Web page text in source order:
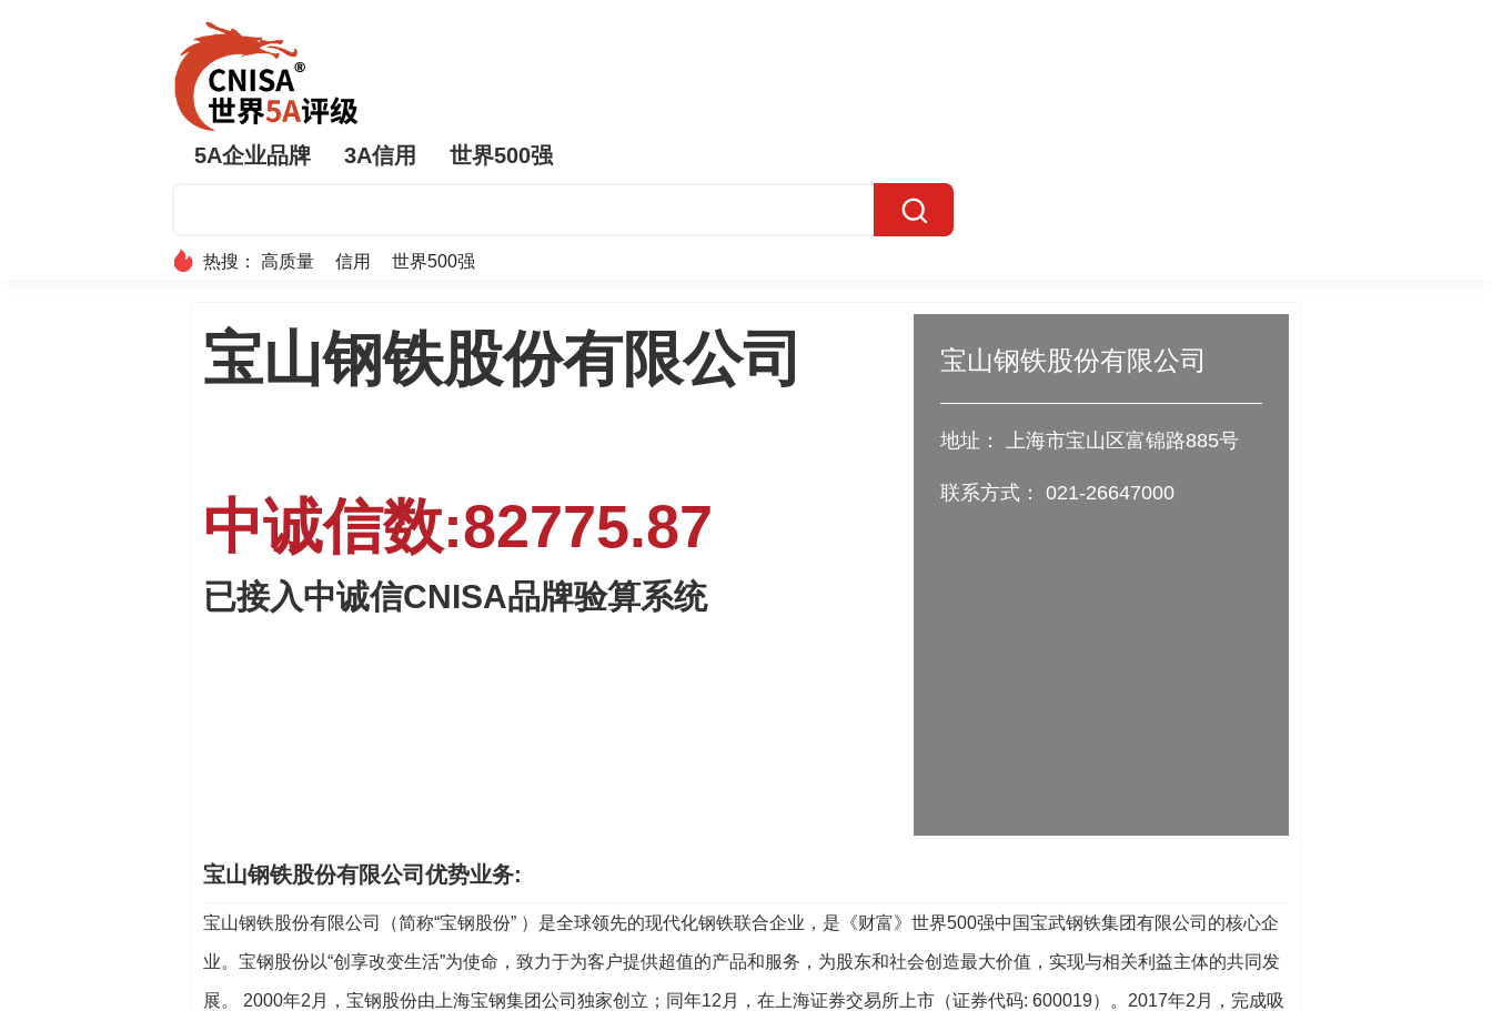
5A企业品牌 3A信用 世界500强
热搜： 高质量 信用 世界500强
宝山钢铁股份有限公司
中诚信数:82775.87
已接入中诚信CNISA品牌验算系统
宝山钢铁股份有限公司
地址： 上海市宝山区富锦路885号
联系方式： 021-26647000
宝山钢铁股份有限公司优势业务:
宝山钢铁股份有限公司（简称“宝钢股份” ）是全球领先的现代化钢铁联合企业，是《财富》世界500强中国宝武钢铁集团有限公司的核心企
业。宝钢股份以“创享改变生活”为使命，致力于为客户提供超值的产品和服务，为股东和社会创造最大价值，实现与相关利益主体的共同发
展。 2000年2月，宝钢股份由上海宝钢集团公司独家创立；同年12月，在上海证券交易所上市（证券代码: 600019）。2017年2月，完成吸